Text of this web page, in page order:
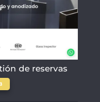
de reservas